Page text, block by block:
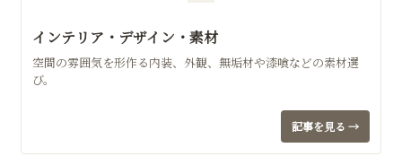
インテリア・デザイン・素材
空間の雰囲気を形作る内装、外観、無垢材や漆喰などの素材選
び。
記事を見る →